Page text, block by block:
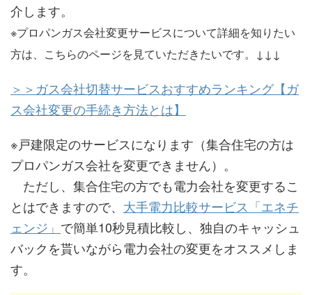
介します。
※プロパンガス会社変更サービスについて詳細を知りたい
方は、こちらのページを見ていただきたいです。↓↓↓
＞＞ガス会社切替サービスおすすめランキング【ガ
ス会社変更の手続き方法とは】
※戸建限定のサービスになります（集合住宅の方は
プロパンガス会社を変更できません）。
ただし、集合住宅の方でも電力会社を変更するこ
とはできますので、 大手電力比較サービス「エネチ
ェンジ」 で簡単10秒見積比較し、独自のキャッシュ
バックを貰いながら電力会社の変更をオススメしま
す。